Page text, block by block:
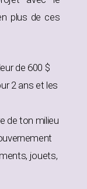
plus de ces
de 600 $
2 ans et les
de ton milieu
jouets,